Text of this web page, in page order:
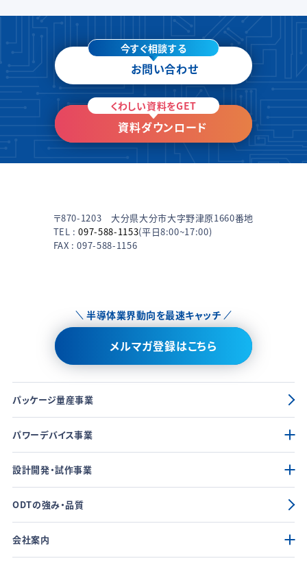
今すぐ相談する
お問い合わせ
くわしい資料をGET
資料ダウンロード
〒870-1203 大分県大分市大字野津原1660番地
TEL :097-588-1153(平日8:00~17:00)
FAX : 097-588-1156
半導体業界動向を最速キャッチ
メルマガ登録はこちら
パッケージ量産事業
パワーデバイス事業
設計開発・試作事業
ODTの強み・品質
会社案内